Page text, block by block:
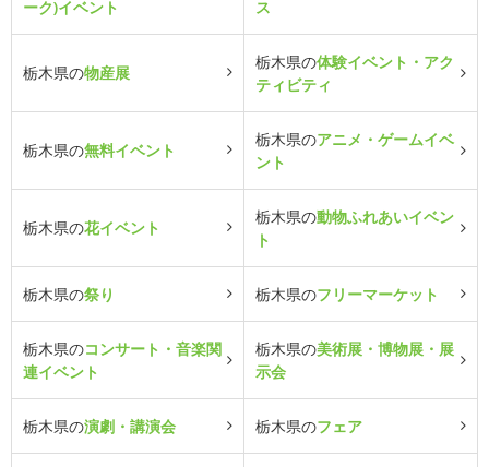
ーク)イベント
ス
栃木県の物産展
栃木県の体験イベント・アク
ティビティ
栃木県の無料イベント
栃木県のアニメ・ゲームイベ
ント
栃木県の花イベント
栃木県の動物ふれあいイベン
ト
栃木県の祭り 栃木県のフリーマーケット
栃木県のコンサート・音楽関
連イベント
栃木県の美術展・博物展・展
示会
栃木県の演劇・講演会 栃木県のフェア